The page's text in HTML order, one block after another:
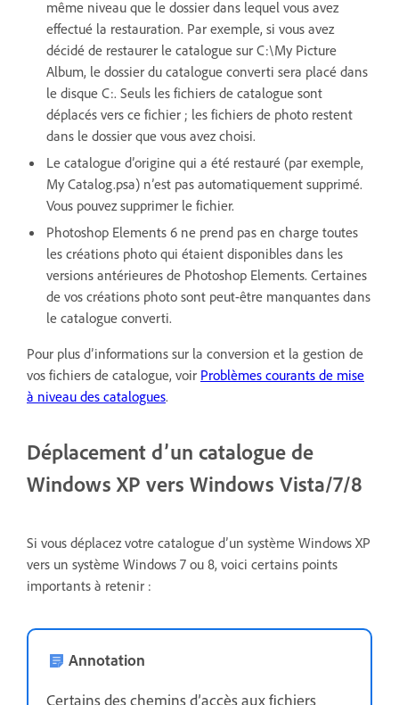
même niveau que le dossier dans lequel vous avez
effectué la restauration. Par exemple, si vous avez
décidé de restaurer le catalogue sur C:\My Picture
Album, le dossier du catalogue converti sera placé dans
le disque C:. Seuls les fichiers de catalogue sont
déplacés vers ce fichier ; les fichiers de photo restent
dans le dossier que vous avez choisi.
Le catalogue d’origine qui a été restauré (par exemple,
My Catalog.psa) n’est pas automatiquement supprimé.
Vous pouvez supprimer le fichier.
Photoshop Elements 6 ne prend pas en charge toutes
les créations photo qui étaient disponibles dans les
versions antérieures de Photoshop Elements. Certaines
de vos créations photo sont peut-être manquantes dans
le catalogue converti.
Pour plus d’informations sur la conversion et la gestion de
vos fichiers de catalogue, voir Problèmes courants de mise
à niveau des catalogues.
Déplacement d’un catalogue de
Windows XP vers Windows Vista/7/8
Si vous déplacez votre catalogue d’un système Windows XP
vers un système Windows 7 ou 8, voici certains points
importants à retenir :
Annotation
Certains des chemins d’accès aux fichiers